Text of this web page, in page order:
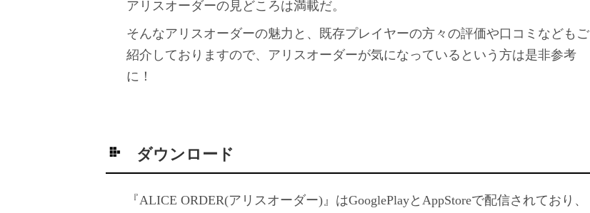
アリスオーダーの見どころは満載だ。
そんなアリスオーダーの魅力と、既存プレイヤーの方々の評価や口コミなどもご
紹介しておりますので、アリスオーダーが気になっているという方は是非参考
に！
ダウンロード
『ALICE ORDER(アリスオーダー)』はGooglePlayとAppStoreで配信されており、